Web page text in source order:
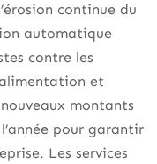
continue du
automatique
contre les
et
montants
pour garantir
Les services